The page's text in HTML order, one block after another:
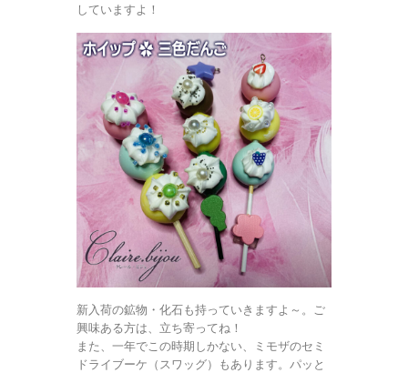
していますよ！
新入荷の鉱物・化石も持っていきますよ～。ご
興味ある方は、立ち寄ってね！
また、一年でこの時期しかない、ミモザのセミ
ドライブーケ（スワッグ）もあります。パッと